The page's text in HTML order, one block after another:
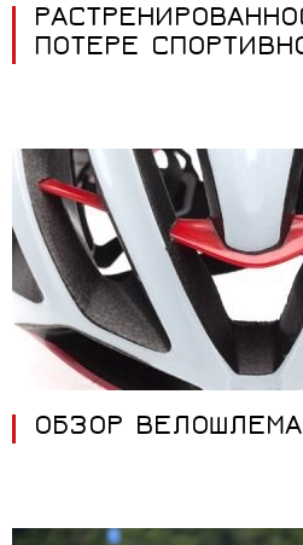
ПОТЕРЕ
ОБЗОР ВЕЛОШЛЕМА